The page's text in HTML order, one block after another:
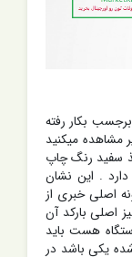
بکار رفته
مشاهده میکنید
سفید رنگ چاپ
. این نشان
اصلی خبری از
اصلی بارکد آن
هست باید
یکی باشد در